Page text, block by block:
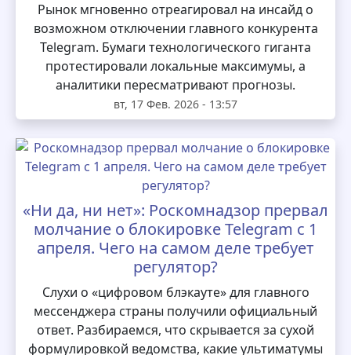
Рынок мгновенно отреагировал на инсайд о
возможном отключении главного конкурента
Telegram. Бумаги технологического гиганта
протестировали локальные максимумы, а
аналитики пересматривают прогнозы.
вт, 17 Фев. 2026 - 13:57
«Ни да, ни нет»: Роскомнадзор прервал
молчание о блокировке Telegram с 1
апреля. Чего на самом деле требует
регулятор?
Слухи о «цифровом блэкауте» для главного
мессенджера страны получили официальный
ответ. Разбираемся, что скрывается за сухой
формулировкой ведомства, какие ультиматумы